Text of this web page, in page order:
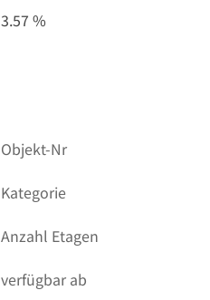
3.57 %
Objekt-Nr
Kategorie
Anzahl Etagen
verfügbar ab